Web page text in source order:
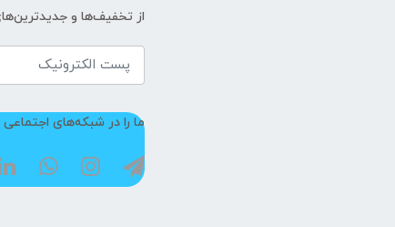
از تخفیف‌ها و
ما را در شبکه‌های اجتماعی